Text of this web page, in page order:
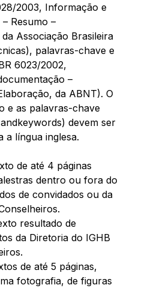
2003, Informação e
Resumo –
Associação Brasileira
palavras-chave e
6023/2002,
–
da ABNT). O
e as palavras-chave
devem ser
a língua inglesa.
de até 4 páginas
dentro ou fora do
de convidados ou da
resultado de
da Diretoria do IGHB
de até 5 páginas,
fotografia, de figuras